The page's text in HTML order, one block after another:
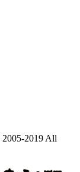
2019 All